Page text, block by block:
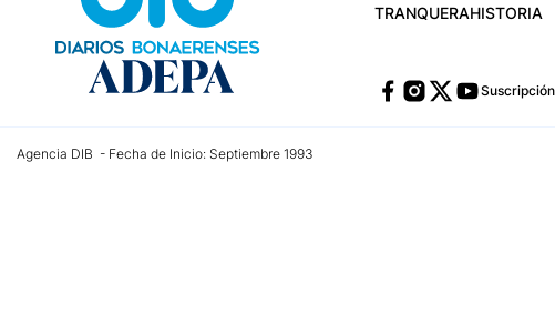
TRANQUERAHISTORIA
Agencia DIB - Fecha de Inicio: Septiembre 1993